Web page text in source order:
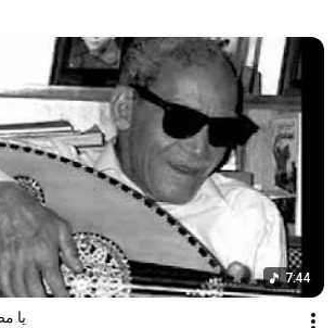
7:44
يا